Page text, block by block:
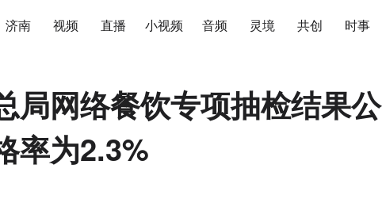
济南 视频 直播 小视频 音频 灵境 共创 时事
局网络餐饮专项抽检结果公
率为2.3%